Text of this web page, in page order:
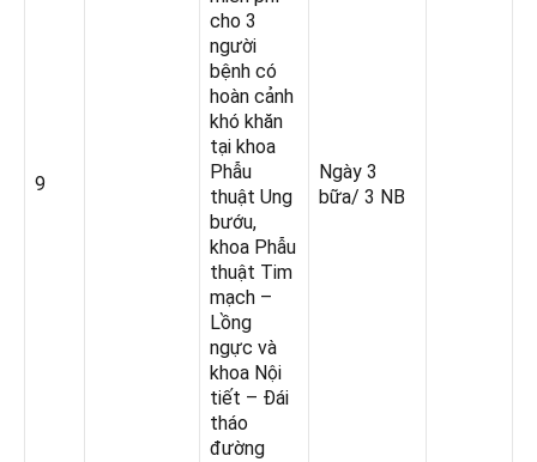
9
cho 3
người
bệnh có
hoàn cảnh
khó khăn
tại khoa
Phẫu
thuật Ung
bướu,
khoa Phẫu
thuật Tim
mạch –
Lồng
ngực và
khoa Nội
tiết – Đái
tháo
đường
Ngày 3
bữa/ 3 NB